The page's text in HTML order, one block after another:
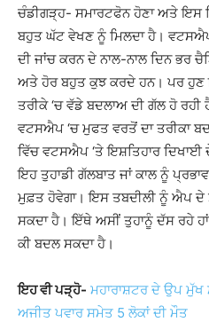
ਚੰਡੀਗੜ੍ਹ- ਸਮਾਰਟਫੋਨ ਹੋਣਾ ਅਤੇ ਇਸ
ਬਹੁਤ ਘੱਟ ਵੇਖਣ ਨੂੰ ਮਿਲਦਾ ਹੈ।
ਦੀ ਜਾਂਚ ਕਰਨ ਦੇ ਨਾਲ-ਨਾਲ ਦਿਨ ਭਰ
ਅਤੇ ਹੋਰ ਬਹੁਤ ਕੁਝ ਕਰਦੇ ਹਨ। ਪਰ
ਤਰੀਕੇ ‘ਚ ਵੱਡੇ ਬਦਲਾਅ ਦੀ ਗੱਲ ਹੋ
ਵਟਸਐਪ ‘ਚ ਮੁਫਤ ਵਰਤੋਂ ਦਾ ਤਰੀਕਾ
ਵਿੱਚ ਵਟਸਐਪ ‘ਤੇ ਇਸ਼ਤਿਹਾਰ ਦਿਖਾਈ
ਇਹ ਤੁਹਾਡੀ ਗੱਲਬਾਤ ਜਾਂ ਕਾਲ ਨੂੰ
ਮੁਫ਼ਤ ਹੋਵੇਗਾ। ਇਸ ਤਬਦੀਲੀ ਨੂੰ ਐਪ
ਸਕਦਾ ਹੈ। ਇੱਥੇ ਅਸੀਂ ਤੁਹਾਨੂੰ ਦੱਸ ਰਹੇ
ਕੀ ਬਦਲ ਸਕਦਾ ਹੈ।
ਇਹ ਵੀ ਪੜ੍ਹੋ- ਮਹਾਰਾਸ਼ਟਰ ਦੇ ਉਪ ਮੁੱਖ
ਅਜੀਤ ਪਵਾਰ ਸਮੇਤ 5 ਲੋਕਾਂ ਦੀ ਮੌਤ